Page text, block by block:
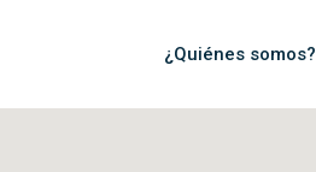
¿Quiénes somos?